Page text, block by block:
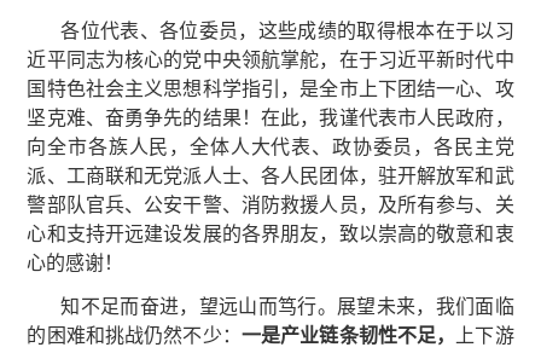
各位代表、各位委员，这些成绩的取得根本在于以习
近平同志为核心的党中央领航掌舵，在于习近平新时代中
国特色社会主义思想科学指引，是全市上下团结一心、攻
坚克难、奋勇争先的结果！在此，我谨代表市人民政府，
向全市各族人民，全体人大代表、政协委员，各民主党
派、工商联和无党派人士、各人民团体，驻开解放军和武
警部队官兵、公安干警、消防救援人员，及所有参与、关
心和支持开远建设发展的各界朋友，致以崇高的敬意和衷
心的感谢！
知不足而奋进，望远山而笃行。展望未来，我们面临
的困难和挑战仍然不少： 一是产业链条韧性不足，
上下游